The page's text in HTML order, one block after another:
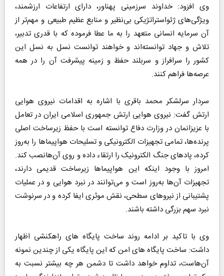
وی افزود: خداوند سرزمینی پهناور، دارای ارتفاعات ارزشمند،
ویژگی‌های ژئواستراتژیکی بی‌نظیر و منابع عظیم طبیعی و مهم‌تر از
آن سرمایه انسانی متعهد را به ما عطا فرموده که با قدری تدبیر،
تلاش و جهاد توانسته‌اند و خواهند توانست نسل به نسل این
کشور را سرافراز و سربلند حفظ و زمینه پیشرفت آن را در همه
عرصه‌ها فراهم کنند.
سردار سرلشکر محمد باقری با اشاره به اقدامات نیروی هوایی
ارتش گفت: نیروی هوایی ارتش جمهوری اسلامی ایران در تعامل
با عزیزانمان در وزارت دفاع توانسته است با حفظ زیرساخت اصلی
پرنده‌ها، تمامی تجهیزات الکترونیکی و تسلیحات هواپیماها را به‌روز
کرده، پادهای جنگ الکترونیک را ارتقاء داده و روی آن‌هانصب کند.
امروز با وجود اینکه این هواپیماها زیرساخت قدیمی دارند،
تجهیزات آن‌ها به‌روز است و می‌توانند در نبرد هوایی و در عملیات
پشتیبانی از نیروهای سطحی، نقش موثری ایفا کرده و در سرنوشت
نبرد سهم بزرگی داشته باشند.
وی با تاکید بر ادامه روند ساخت پایگاه‌ های راهکنشی اظهار
داشت: ساخت پایگاه‌ های امن که این پایگاه یکی از چندین نمونه
آن‌هاست، تداوم خواهد داشت تا دشمن هر چه بیشتر نسبت به